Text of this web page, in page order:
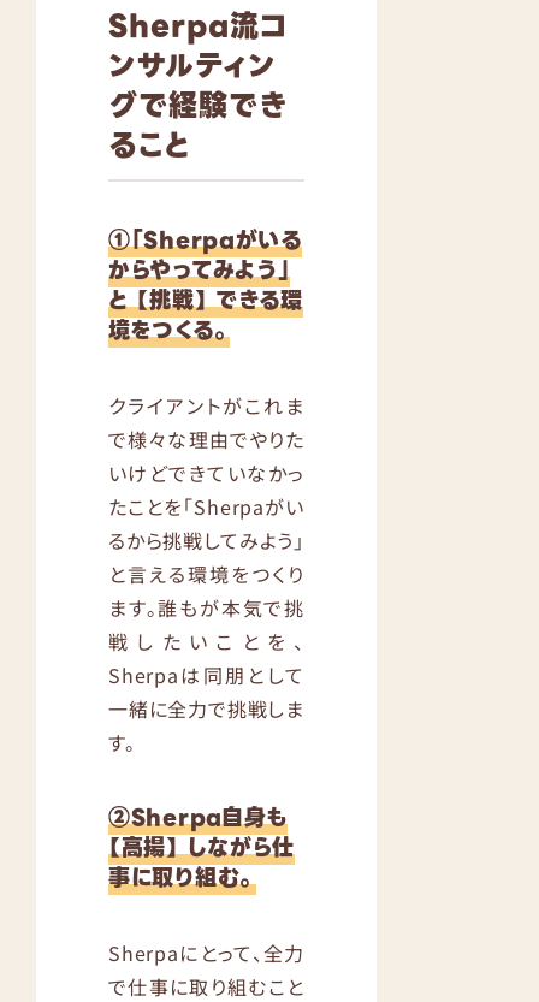
Sherpa流コ
ンサルティン
グで経験でき
ること
①「Sherpaがいる
からやってみよう」
と 【挑戦】 できる環
境をつくる。
クライアントがこれま
で様々な理由でやりた
いけどできていなかっ
たことを「Sherpaがい
るから挑戦してみよう」
と言える環境をつくり
ます。誰もが本気で挑
戦したいことを、
Sherpaは同朋として
一緒に全力で挑戦しま
す。
②Sherpa自身も
【高揚】 しながら仕
事に取り組む。
Sherpaにとって、全力
で仕事に取り組むこと